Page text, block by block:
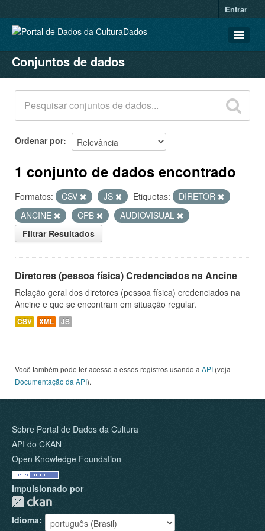
Entrar
CONJUNTOS DE DADOS
ORGANIZAÇÕES
GRUPOS
SOBRE
Conjuntos de dados
Ordenar por
1 conjunto de dados encontrado
Formatos: CSV JS Etiquetas:
DIRETOR
ANCINE
CPB
AUDIOVISUAL
Filtrar Resultados
Diretores (pessoa física) Credenciados na Ancine
Relação geral dos diretores (pessoa física) credenciados na
Ancine e que se encontram em situação regular.
CSV XML JS
Você também pode ter acesso a esses registros usando a API (veja
Documentação da API).
Sobre Portal de Dados da Cultura
API do CKAN
Open Knowledge Foundation
Impulsionado por
Idioma